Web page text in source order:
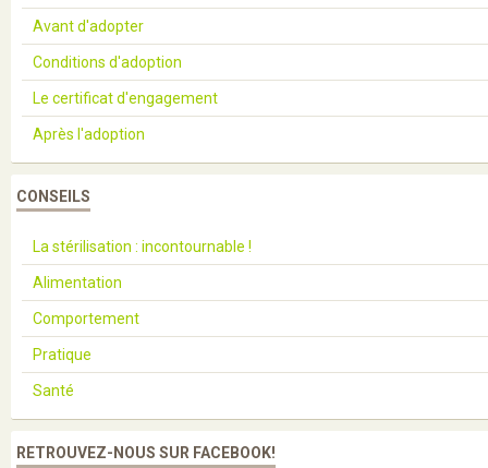
Avant d'adopter
Conditions d'adoption
Le certificat d'engagement
Après l'adoption
CONSEILS
La stérilisation : incontournable !
Alimentation
Comportement
Pratique
Santé
RETROUVEZ-NOUS SUR FACEBOOK!